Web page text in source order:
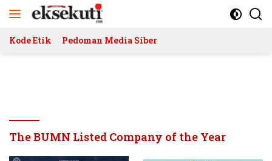
Kode Etik Pedoman Media Siber
The BUMN Listed Company of the Year